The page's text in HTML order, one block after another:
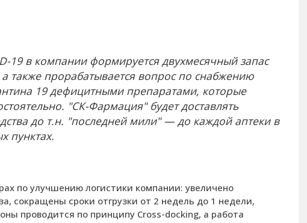
19 в компании формируется двухмесячный запас
также прорабатывается вопрос по снабжению
19 дефицитными препаратами, которые
"СК-Фармация" будет доставлять
до т.н. "последней мили" — до каждой аптеки в
пунктах.
по улучшению логистики компании: увеличено
сокращены сроки отгрузки от 2 недель до 1 недели,
проводится по принципу Cross-docking, а работа